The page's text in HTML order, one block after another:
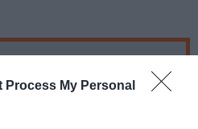
Process My Personal
Music Bar, Ιάκχου 17 –